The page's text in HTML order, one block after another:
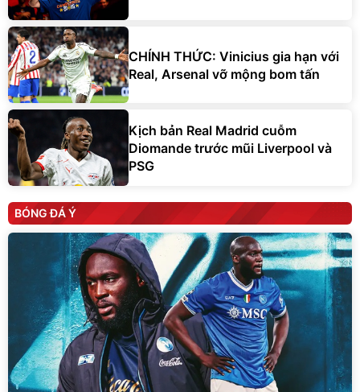
CHÍNH THỨC: Vinicius gia hạn với
Real, Arsenal vỡ mộng bom tấn
Kịch bản Real Madrid cuỗm
Diomande trước mũi Liverpool và
PSG
BÓNG ĐÁ Ý